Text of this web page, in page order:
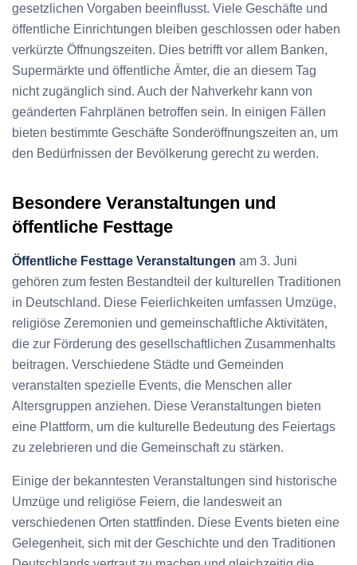
gesetzlichen Vorgaben beeinflusst. Viele Geschäfte und
öffentliche Einrichtungen bleiben geschlossen oder haben
verkürzte Öffnungszeiten. Dies betrifft vor allem Banken,
Supermärkte und öffentliche Ämter, die an diesem Tag
nicht zugänglich sind. Auch der Nahverkehr kann von
geänderten Fahrplänen betroffen sein. In einigen Fällen
bieten bestimmte Geschäfte Sonderöffnungszeiten an, um
den Bedürfnissen der Bevölkerung gerecht zu werden.
Besondere Veranstaltungen und
öffentliche Festtage
Öffentliche Festtage Veranstaltungen am 3. Juni
gehören zum festen Bestandteil der kulturellen Traditionen
in Deutschland. Diese Feierlichkeiten umfassen Umzüge,
religiöse Zeremonien und gemeinschaftliche Aktivitäten,
die zur Förderung des gesellschaftlichen Zusammenhalts
beitragen. Verschiedene Städte und Gemeinden
veranstalten spezielle Events, die Menschen aller
Altersgruppen anziehen. Diese Veranstaltungen bieten
eine Plattform, um die kulturelle Bedeutung des Feiertags
zu zelebrieren und die Gemeinschaft zu stärken.
Einige der bekanntesten Veranstaltungen sind historische
Umzüge und religiöse Feiern, die landesweit an
verschiedenen Orten stattfinden. Diese Events bieten eine
Gelegenheit, sich mit der Geschichte und den Traditionen